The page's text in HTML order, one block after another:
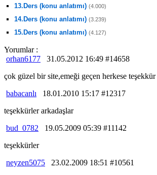
13.Ders (konu anlatımı) (4.000)
14.Ders (konu anlatımı) (3.239)
15.Ders (konu anlatımı) (4.127)
Yorumlar :
orhan6177 31.05.2012 16:49 #14658
çok güzel bir site,emeği geçen herkese
babacanlı 18.01.2010 15:17 #12317
teşekkürler arkadaşlar
bud_0782 19.05.2009 05:39 #11142
teşekkürler
neyzen5075 23.02.2009 18:51 #10561